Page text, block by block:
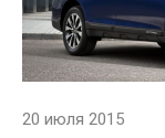
20 июля 2015